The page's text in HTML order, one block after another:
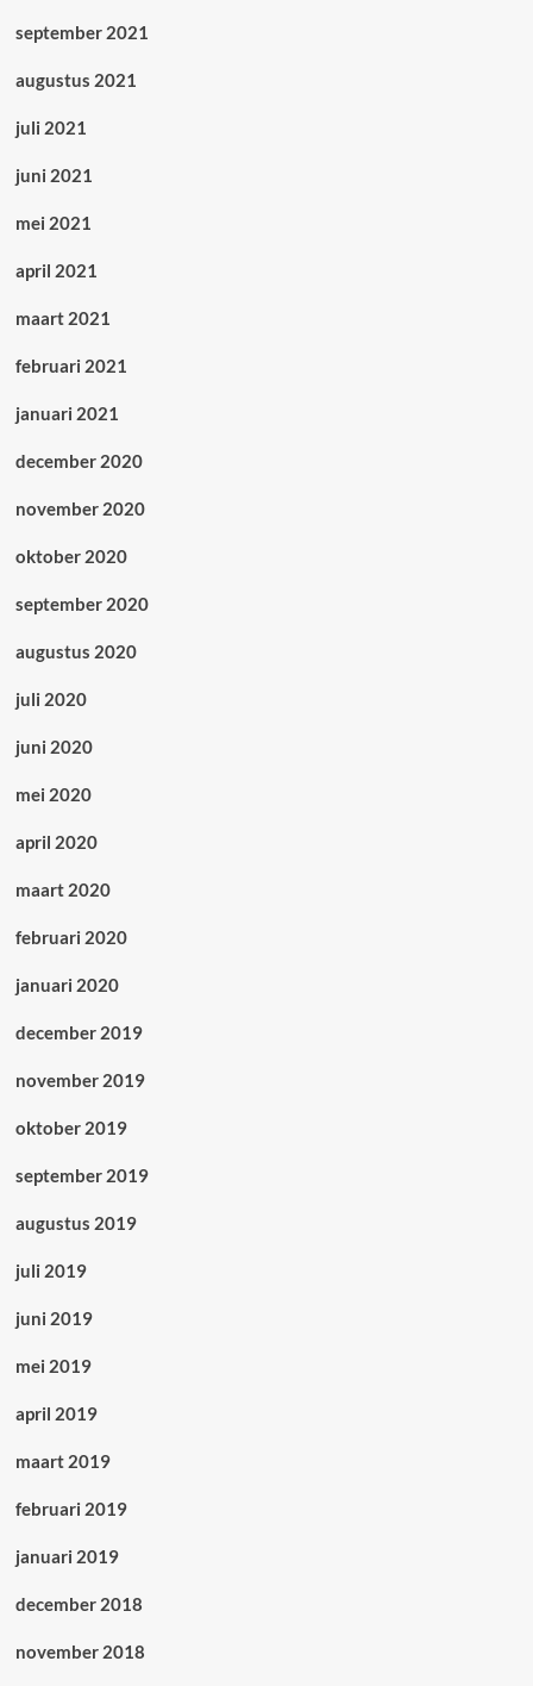
september 2021
augustus 2021
juli 2021
juni 2021
mei 2021
april 2021
maart 2021
februari 2021
januari 2021
december 2020
november 2020
oktober 2020
september 2020
augustus 2020
juli 2020
juni 2020
mei 2020
april 2020
maart 2020
februari 2020
januari 2020
december 2019
november 2019
oktober 2019
september 2019
augustus 2019
juli 2019
juni 2019
mei 2019
april 2019
maart 2019
februari 2019
januari 2019
december 2018
november 2018